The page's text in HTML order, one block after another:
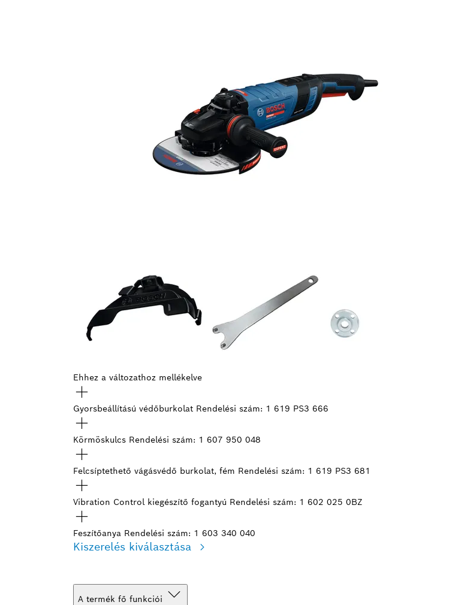
Ehhez a változathoz mellékelve
Gyorsbeállítású védőburkolat Rendelési szám: 1 619 PS3 666
Körmöskulcs Rendelési szám: 1 607 950 048
Felcsíptethető vágásvédő burkolat, fém Rendelési szám: 1 619 PS3 681
Vibration Control kiegészítő fogantyú Rendelési szám: 1 602 025 0BZ
Feszítőanya Rendelési szám: 1 603 340 040
Kiszerelés kiválasztása
A termék fő funkciói